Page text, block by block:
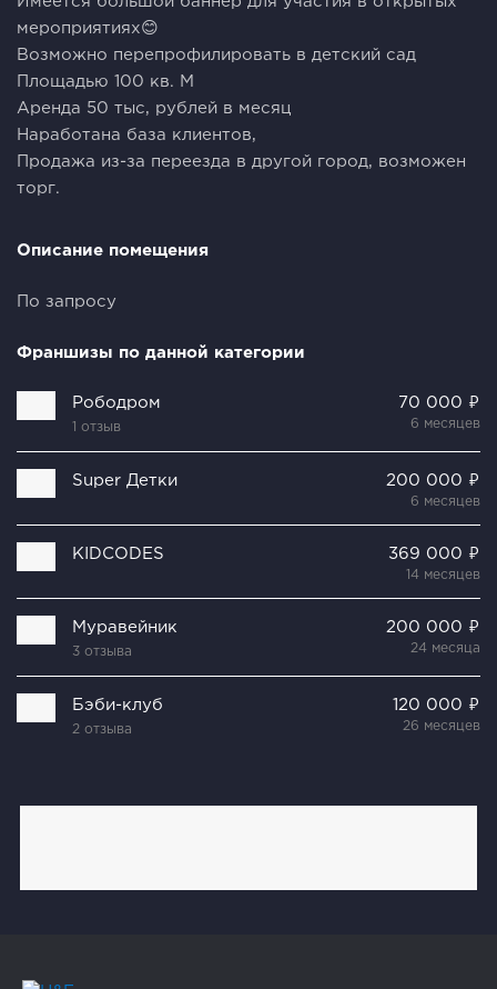
мероприятиях😊
Возможно перепрофилировать в детский сад
Площадью 100 кв. М
Аренда 50 тыс, рублей в месяц
Наработана база клиентов,
Продажа из-за переезда в другой город, возможен
торг.
Описание помещения
По запросу
Франшизы по данной категории
Рободром
1 отзыв
70 000 ₽
6 месяцев
Super Детки 200 000 ₽
6 месяцев
KIDCODES 369 000 ₽
14 месяцев
Муравейник
3 отзыва
200 000 ₽
24 месяца
Бэби-клуб
2 отзыва
120 000 ₽
26 месяцев